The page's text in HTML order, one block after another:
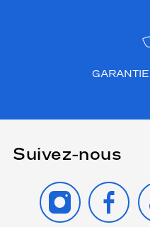
Suivez-nous
INSTAGRAM